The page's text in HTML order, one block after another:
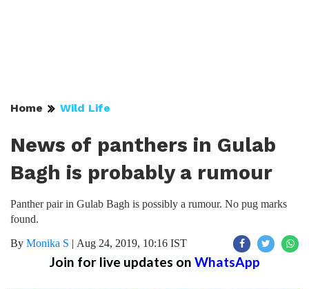
Home Wild Life
News of panthers in Gulab
Bagh is probably a rumour
Panther pair in Gulab Bagh is possibly a rumour. No pug marks
found.
By Monika S | Aug 24, 2019, 10:16 IST
Join for live updates on WhatsApp